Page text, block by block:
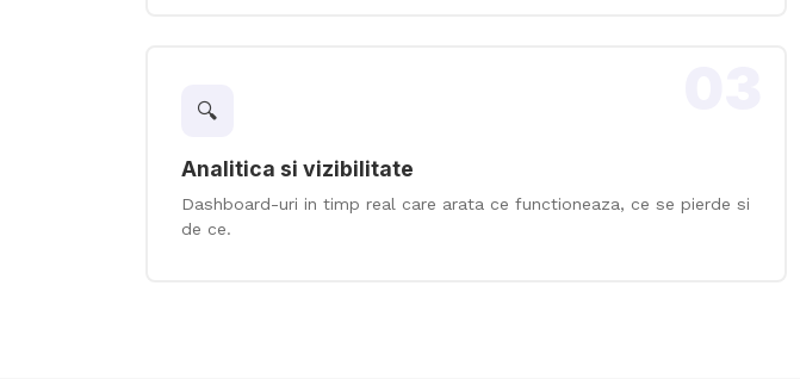
🔍
Analitica si vizibilitate
Dashboard-uri in timp real care arata ce functioneaza, ce se pierde si
de ce.